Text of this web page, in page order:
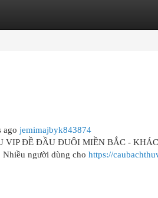
Site Listings
ago jemimajbyk843874
VIP ĐỀ ĐẦU ĐUÔI MIỀN BẮC -
Nhiều người dùng cho https://